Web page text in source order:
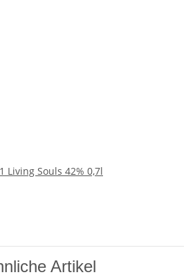
Living Souls 42% 0,7l
Artikel